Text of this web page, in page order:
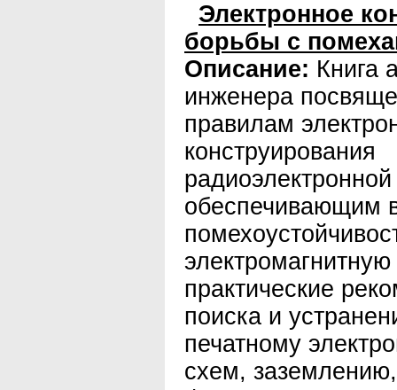
Электронное
борьбы с
Описание: Книга
инженера
пpaвилам
конструирования
обеспечивающим
практические
поиска и
печатному
схем,